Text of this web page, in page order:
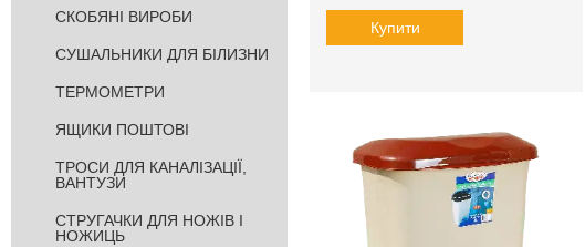
Купити
СКОБЯНІ ВИРОБИ
СУШАЛЬНИКИ ДЛЯ БІЛИЗНИ
ТЕРМОМЕТРИ
ЯЩИКИ ПОШТОВІ
ТРОСИ ДЛЯ КАНАЛІЗАЦІЇ,
ВАНТУЗИ
СТРУГАЧКИ ДЛЯ НОЖІВ І
НОЖИЦЬ